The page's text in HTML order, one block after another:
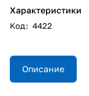
Характеристики
Код: 4422
Описание